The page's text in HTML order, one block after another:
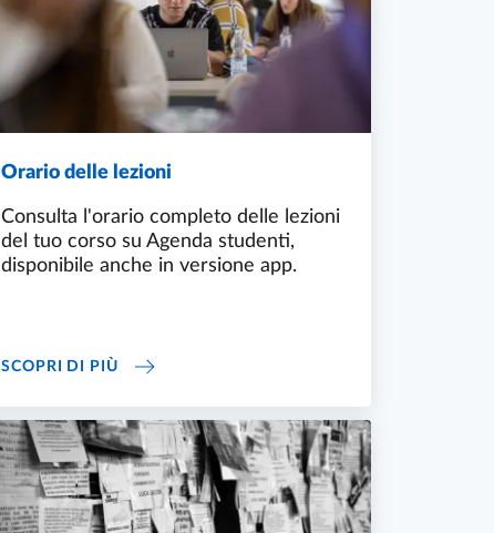
Orario delle lezioni
Consulta l'orario completo delle lezioni
del tuo corso su Agenda studenti,
disponibile anche in versione app.
SCOPRI DI PIÙORARIO DELLE LEZIONI